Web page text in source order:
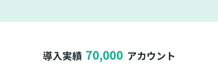
導入実績 70,000 アカウント